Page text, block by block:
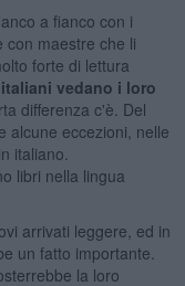
a fianco con i
con maestre che li
forte di lettura
vedano i loro
differenza c'è. Del
alcune eccezioni, nelle
italiano.
libri nella lingua
arrivati leggere, ed in
un fatto importante.
la loro